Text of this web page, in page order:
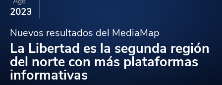
2023
Nuevos resultados del MediaMap
La Libertad es la segunda región
del norte con más plataformas
informativas